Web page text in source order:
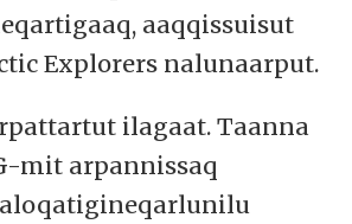
aaqqissuisut
Explorers nalunaarput.
ilagaat. Taanna
mit arpannissaq